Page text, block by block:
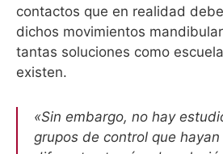
contactos que en realidad
dichos movimientos
tantas soluciones como
existen.
«Sin embargo, no hay
grupos de control que